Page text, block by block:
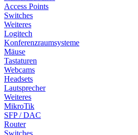
Access Points
Switches
Weiteres
Logitech
Konferenzraumsysteme
Mäuse
Tastaturen
Webcams
Headsets
Lautsprecher
Weiteres
MikroTik
SFP / DAC
Router
Switches